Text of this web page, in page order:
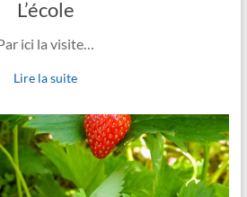
L’école
ici la visite…
Lire la suite